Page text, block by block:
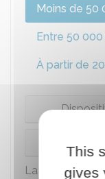
Moins de 50
Entre 50
À partir de
La superficie
This
gives